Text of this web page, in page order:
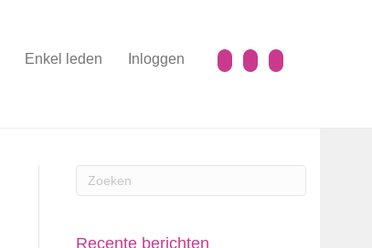
Enkel leden Inloggen
Recente berichten